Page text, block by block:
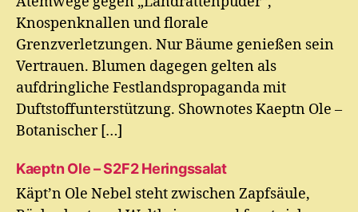
Knospenknallen und florale
Grenzverletzungen. Nur Bäume genießen sein
Vertrauen. Blumen dagegen gelten als
aufdringliche Festlandspropaganda mit
Duftstoffunterstützung. Shownotes Kaeptn Ole –
Botanischer […]
Kaeptn Ole – S2F2 Heringssalat
Käpt’n Ole Nebel steht zwischen Zapfsäule,